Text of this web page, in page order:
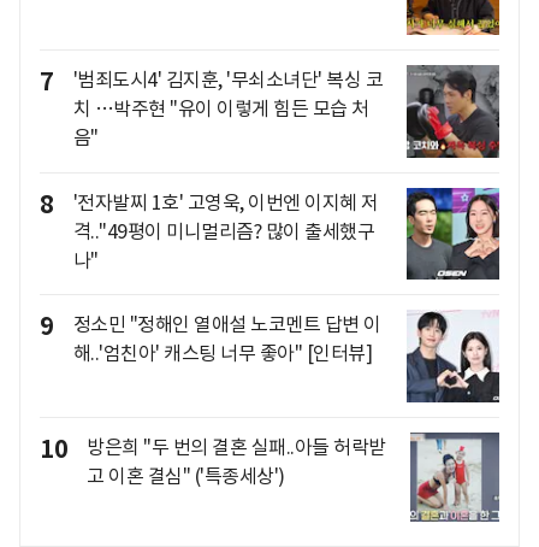
7
'범죄도시4' 김지훈, '무쇠소녀단' 복싱 코
치 …박주현 "유이 이렇게 힘든 모습 처
음"
8
'전자발찌 1호' 고영욱, 이번엔 이지혜 저
격.."49평이 미니멀리즘? 많이 출세했구
나"
9
정소민 "정해인 열애설 노코멘트 답변 이
해..'엄친아' 캐스팅 너무 좋아" [인터뷰]
10
방은희 "두 번의 결혼 실패..아들 허락받
고 이혼 결심" ('특종세상')